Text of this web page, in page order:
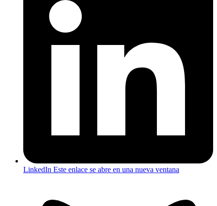
LinkedIn Este enlace se abre en una nueva ventana